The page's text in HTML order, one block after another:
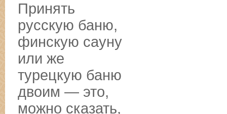
Принять
русскую баню,
финскую сауну
или же
турецкую баню
двоим — это,
можно сказать,